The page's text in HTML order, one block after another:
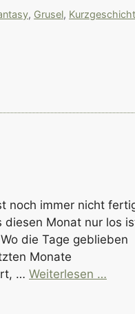
, Grusel,
noch immer nicht
diesen Monat nur los
die Tage geblieben
Monate
… Weiterlesen …